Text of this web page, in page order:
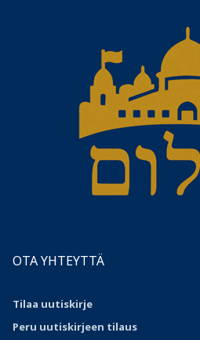
OTA YHTEYTTÄ
Tilaa uutiskirje
Peru uutiskirjeen tilaus